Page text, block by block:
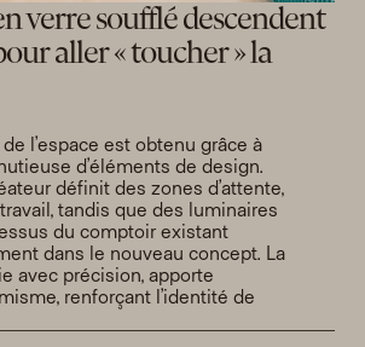
l’espace est obtenu grâce à
d’éléments de design.
définit des zones d’attente,
tandis que des luminaires
du comptoir existant
dans le nouveau concept. La
avec précision, apporte
renforçant l’identité de
verre soufflé descendent
aller « toucher » la